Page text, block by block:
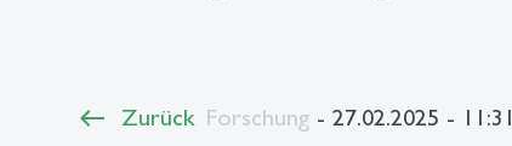
Zurück Forschung- 27.02.2025 - 11:31